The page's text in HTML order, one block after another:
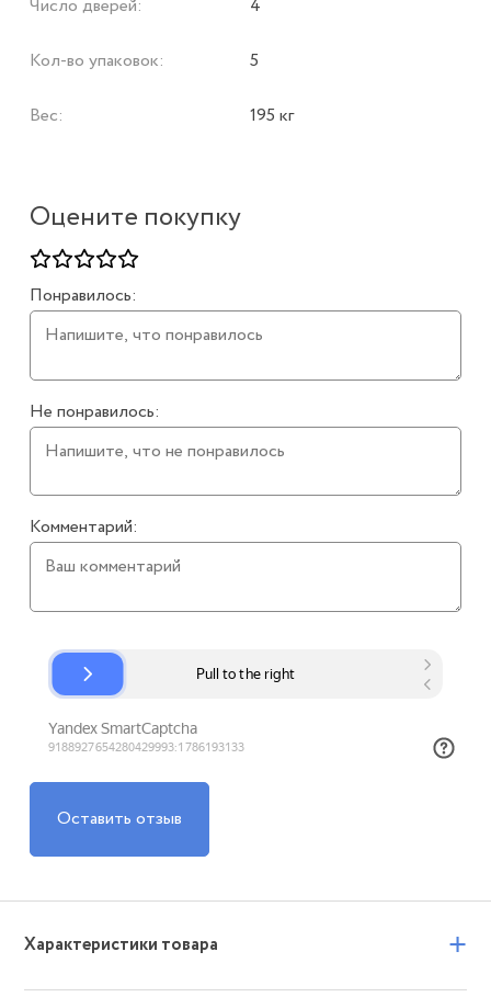
Оцените покупку
Понравилось:
Не понравилось:
Комментарий:
Оставить отзыв
Число дверей: 4
Кол-во упаковок: 5
Вес: 195 кг
Характеристики товара +